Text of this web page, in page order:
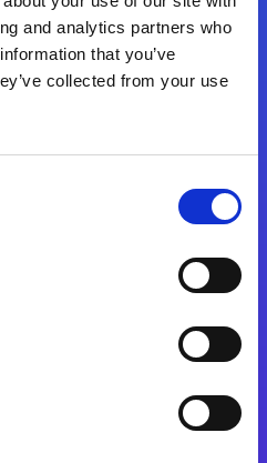
and analytics partners who
that you’ve
collected from your use